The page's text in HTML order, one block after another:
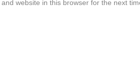
website in this browser for the next